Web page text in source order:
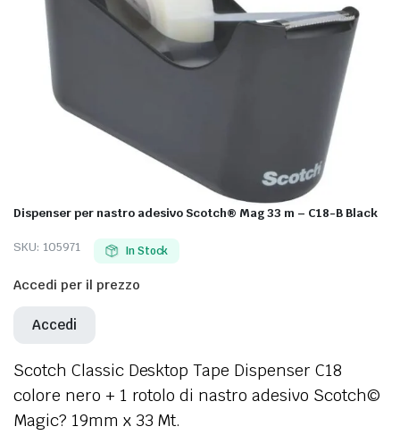
Dispenser per nastro adesivo Scotch® Mag 33 m – C18-B Black
SKU: 105971 In Stock
Accedi per il prezzo
Accedi
Scotch Classic Desktop Tape Dispenser C18
colore nero + 1 rotolo di nastro adesivo Scotch©
Magic? 19mm x 33 Mt.